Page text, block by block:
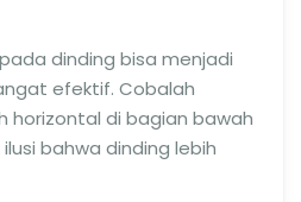
dinding bisa menjadi
efektif. Cobalah
horizontal di bagian bawah
bahwa dinding lebih